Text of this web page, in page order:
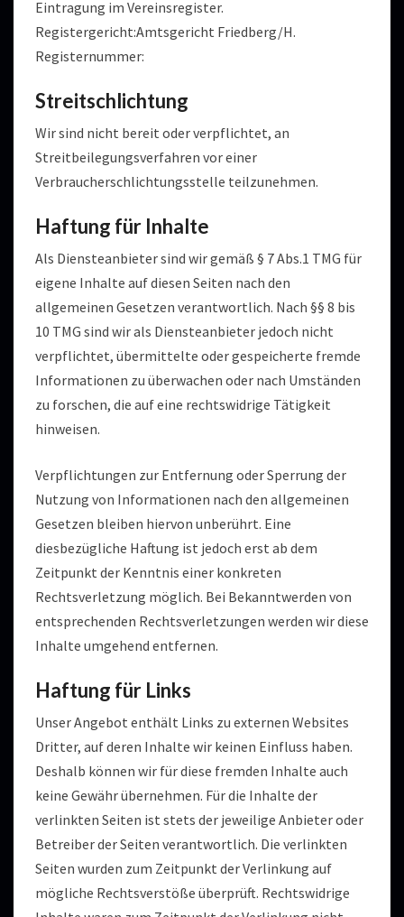
Eintragung im Vereinsregister.
Registergericht:Amtsgericht Friedberg/H.
Registernummer:
Streitschlichtung
Wir sind nicht bereit oder verpflichtet, an
Streitbeilegungsverfahren vor einer
Verbraucherschlichtungsstelle teilzunehmen.
Haftung für Inhalte
Als Diensteanbieter sind wir gemäß § 7 Abs.1 TMG für
eigene Inhalte auf diesen Seiten nach den
allgemeinen Gesetzen verantwortlich. Nach §§ 8 bis
10 TMG sind wir als Diensteanbieter jedoch nicht
verpflichtet, übermittelte oder gespeicherte fremde
Informationen zu überwachen oder nach Umständen
zu forschen, die auf eine rechtswidrige Tätigkeit
hinweisen.
Verpflichtungen zur Entfernung oder Sperrung der
Nutzung von Informationen nach den allgemeinen
Gesetzen bleiben hiervon unberührt. Eine
diesbezügliche Haftung ist jedoch erst ab dem
Zeitpunkt der Kenntnis einer konkreten
Rechtsverletzung möglich. Bei Bekanntwerden von
entsprechenden Rechtsverletzungen werden wir diese
Inhalte umgehend entfernen.
Haftung für Links
Unser Angebot enthält Links zu externen Websites
Dritter, auf deren Inhalte wir keinen Einfluss haben.
Deshalb können wir für diese fremden Inhalte auch
keine Gewähr übernehmen. Für die Inhalte der
verlinkten Seiten ist stets der jeweilige Anbieter oder
Betreiber der Seiten verantwortlich. Die verlinkten
Seiten wurden zum Zeitpunkt der Verlinkung auf
mögliche Rechtsverstöße überprüft. Rechtswidrige